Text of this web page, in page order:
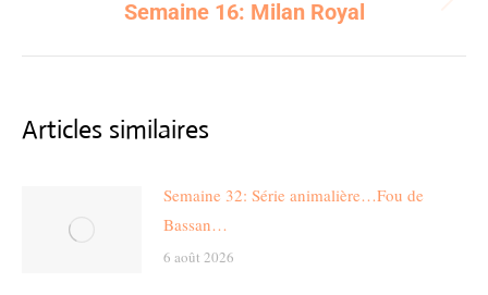
Next
Semaine 16: Milan Royal
Articles similaires
Semaine 32: Série animalière…Fou de
Bassan…
6 août 2026